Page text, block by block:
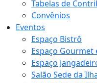
Tabelas de
Convênios
Eventos
Espaço Bistrô
Espaço Gourmet
Espaço
Salão Sede da